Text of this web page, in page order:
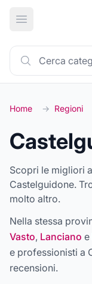
Apri menu
Home → Regioni
Scopri le migliori
Castelguidone.
molto altro.
Nella stessa
Vasto, Lanciano e
e professionisti a
recensioni.